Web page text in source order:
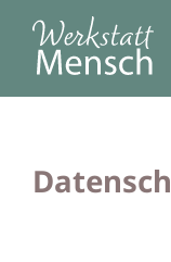
Inhalt
springen